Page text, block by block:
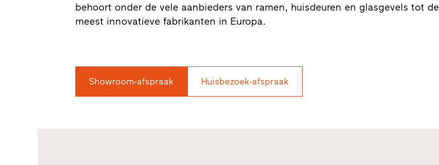
behoort onder de vele aanbieders van ramen, huisdeuren en glasgevels tot de
meest innovatieve fabrikanten in Europa.
Showroom-afspraak Huisbezoek-afspraak